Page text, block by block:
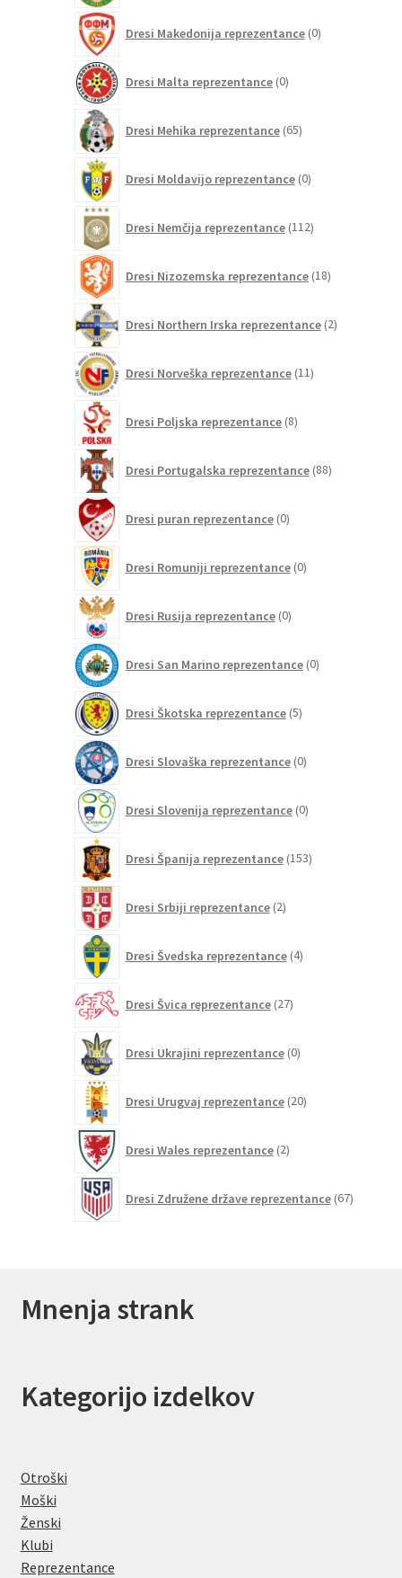
Dresi Makedonija reprezentance 0izdelkov
Dresi Malta reprezentance 0izdelkov
Dresi Mehika reprezentance 65izdelkov
Dresi Moldavijo reprezentance 0izdelkov
Dresi Nemčija reprezentance 112izdelkov
Dresi Nizozemska reprezentance 18izdelkov
Dresi Northern Irska reprezentance 2izdelka
Dresi Norveška reprezentance 11izdelkov
Dresi Poljska reprezentance 8izdelkov
Dresi Portugalska reprezentance 88izdelkov
Dresi puran reprezentance 0izdelkov
Dresi Romuniji reprezentance 0izdelkov
Dresi Rusija reprezentance 0izdelkov
Dresi San Marino reprezentance 0izdelkov
Dresi Škotska reprezentance 5izdelkov
Dresi Slovaška reprezentance 0izdelkov
Dresi Slovenija reprezentance 0izdelkov
Dresi Španija reprezentance 153izdelkov
Dresi Srbiji reprezentance 2izdelka
Dresi Švedska reprezentance 4izdelki
Dresi Švica reprezentance 27izdelkov
Dresi Ukrajini reprezentance 0izdelkov
Dresi Urugvaj reprezentance 20izdelkov
Dresi Wales reprezentance 2izdelka
Dresi Združene države reprezentance 67izdelkov
Mnenja strank
Kategorijo izdelkov
Otroški
Moški
Ženski
Klubi
Reprezentance